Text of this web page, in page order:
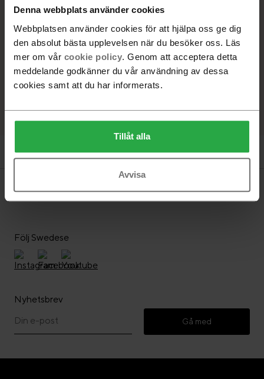
Denna webbplats använder cookies
Webbplatsen använder cookies för att hjälpa oss ge dig
den absolut bästa upplevelsen när du besöker oss. Läs
mer om vår cookie policy. Genom att acceptera detta
meddelande godkänner du vår användning av dessa
cookies samt att du har informerats.
Tillåt alla
Avvisa
Beställningsvara. Leveranstid 6-8 veckor
- +
Lägg i varukorg
Produktinformation
Följ Swedese
Nyhetsbrev
Gå med